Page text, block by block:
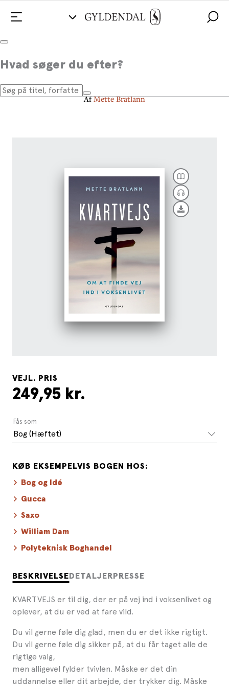
Hvad søger du efter?
Kvartvejs
om at finde din egen vej ind i voksenlivet
AfMette Bratlann
BESKRIVELSE DETALJER PRESSE
KVARTVEJS er til dig, der er på vej ind i voksenlivet og
oplever, at du er ved at fare vild.
Du vil gerne føle dig glad, men du er det ikke rigtigt.
Du vil gerne føle dig sikker på, at du får taget alle de
rigtige valg,
men alligevel fylder tvivlen. Måske er det din
uddannelse eller dit arbejde, der trykker dig. Måske
VEJL. PRIS
249,95 kr.
Fås som
Bog (Hæftet)
KØB EKSEMPELVIS BOGEN HOS:
Bog og Idé
Gucca
Saxo
William Dam
Polyteknisk Boghandel